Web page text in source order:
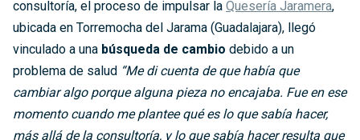
consultoría, el proceso de impulsar la Quesería Jaramera,
ubicada en Torremocha del Jarama (Guadalajara), llegó
vinculado a una búsqueda de cambio debido a un
problema de salud “Me di cuenta de que había que
cambiar algo porque alguna pieza no encajaba. Fue en ese
momento cuando me plantee qué es lo que sabía hacer,
más allá de la consultoría, y lo que sabía hacer resulta que